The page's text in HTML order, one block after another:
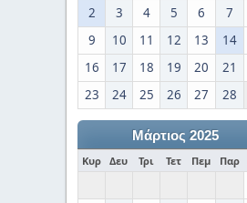
2
3 4 5 6 7
9
10 11 12 13 14
16
17 18 19 20 21
23
24 25 26 27 28
Μάρτιος 2025
Κυρ Δευ Τρι Τετ Πεμ Παρ